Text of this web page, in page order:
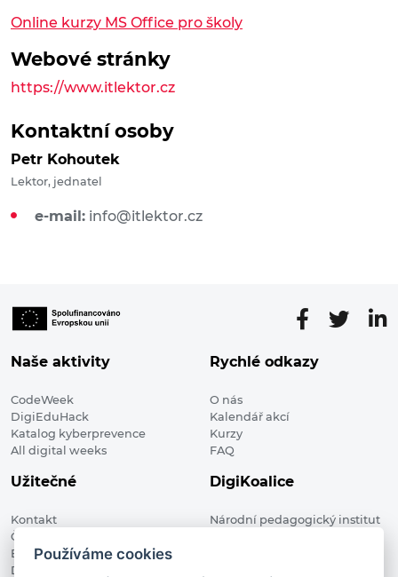
Online kurzy MS Office pro školy
Webové stránky
https://www.itlektor.cz
Kontaktní osoby
Petr Kohoutek
Lektor, jednatel
e-mail: info@itlektor.cz
Naše aktivity
CodeWeek
DigiEduHack
Katalog kyberprevence
All digital weeks
Rychlé odkazy
O nás
Kalendář akcí
Kurzy
FAQ
Užitečné
Kontakt
Členské organizace
Blog
Digitalizace ve vzdělávání
DigiKoalice
Národní pedagogický institut
Používáme cookies